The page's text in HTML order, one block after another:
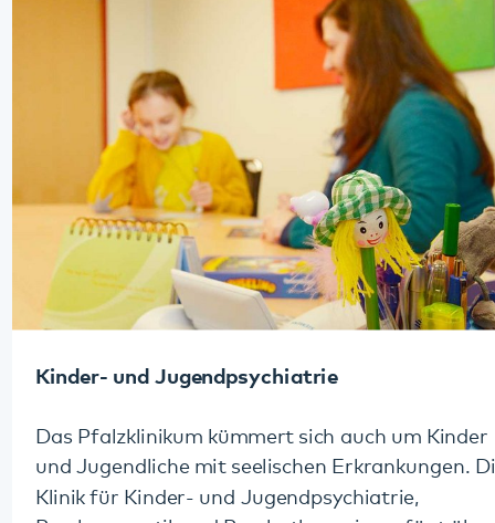
Das Pfalzklinikum kümmert sich auch um Kinder
und Jugendliche mit seelischen Erkrankungen. Die
Klinik für Kinder- und Jugendpsychiatrie,
Psychosomatik und Psychotherapie verfügt über
diverse Angebote: von ambulant, über
teilstationär bis hin zu stationär.
Mehr